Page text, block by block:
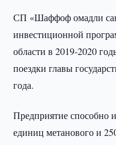
СП «Шаффоф омадли
инвестиционной
области в 2019-2020
поездки главы
года.
Предприятие способно
единиц метанового и